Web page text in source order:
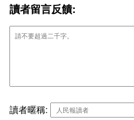
讀者留言反饋:
讀者暱稱: